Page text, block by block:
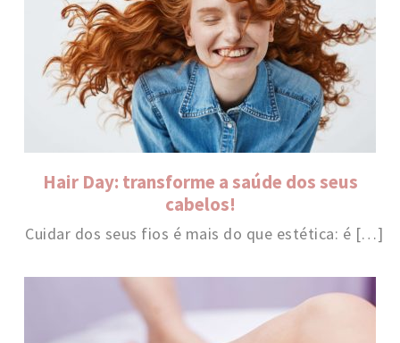
Hair Day: transforme a saúde dos seus
cabelos!
Cuidar dos seus fios é mais do que estética: é […]